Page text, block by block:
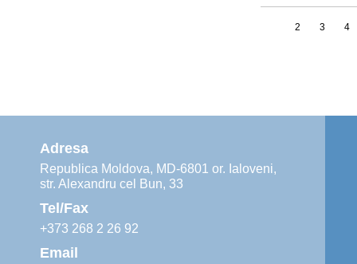
2 3 4
Adresa
Republica Moldova, MD-6801 or. Ialoveni,
str. Alexandru cel Bun, 33
Tel/Fax
+373 268 2 26 92
Email